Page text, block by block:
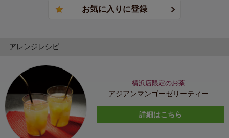
アレンジレシピ
横浜店限定のお茶
アジアンマンゴーゼリーティー
詳細はこちら